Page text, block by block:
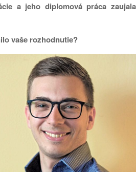
a jeho diplomová práca zaujala
vaše rozhodnutie?